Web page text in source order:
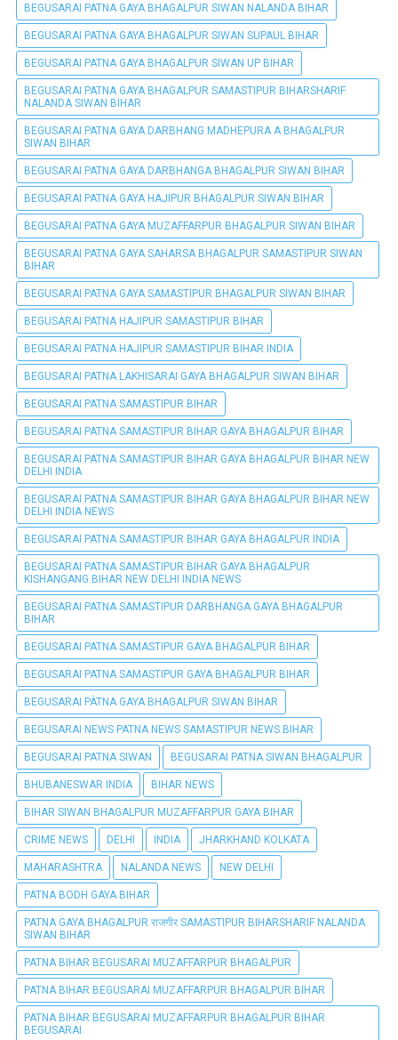
BEGUSARAI PATNA GAYA BHAGALPUR SIWAN NALANDA BIHAR
BEGUSARAI PATNA GAYA BHAGALPUR SIWAN SUPAUL BIHAR
BEGUSARAI PATNA GAYA BHAGALPUR SIWAN UP BIHAR
BEGUSARAI PATNA GAYA BHAGALPUR SAMASTIPUR BIHARSHARIF
NALANDA SIWAN BIHAR
BEGUSARAI PATNA GAYA DARBHANG MADHEPURA A BHAGALPUR
SIWAN BIHAR
BEGUSARAI PATNA GAYA DARBHANGA BHAGALPUR SIWAN BIHAR
BEGUSARAI PATNA GAYA HAJIPUR BHAGALPUR SIWAN BIHAR
BEGUSARAI PATNA GAYA MUZAFFARPUR BHAGALPUR SIWAN BIHAR
BEGUSARAI PATNA GAYA SAHARSA BHAGALPUR SAMASTIPUR SIWAN
BIHAR
BEGUSARAI PATNA GAYA SAMASTIPUR BHAGALPUR SIWAN BIHAR
BEGUSARAI PATNA HAJIPUR SAMASTIPUR BIHAR
BEGUSARAI PATNA HAJIPUR SAMASTIPUR BIHAR INDIA
BEGUSARAI PATNA LAKHISARAI GAYA BHAGALPUR SIWAN BIHAR
BEGUSARAI PATNA SAMASTIPUR BIHAR
BEGUSARAI PATNA SAMASTIPUR BIHAR GAYA BHAGALPUR BIHAR
BEGUSARAI PATNA SAMASTIPUR BIHAR GAYA BHAGALPUR BIHAR NEW
DELHI INDIA
BEGUSARAI PATNA SAMASTIPUR BIHAR GAYA BHAGALPUR BIHAR NEW
DELHI INDIA NEWS
BEGUSARAI PATNA SAMASTIPUR BIHAR GAYA BHAGALPUR INDIA
BEGUSARAI PATNA SAMASTIPUR BIHAR GAYA BHAGALPUR
KISHANGANG BIHAR NEW DELHI INDIA NEWS
BEGUSARAI PATNA SAMASTIPUR DARBHANGA GAYA BHAGALPUR
BIHAR
BEGUSARAI PATNA SAMASTIPUR GAYA BHAGALPUR BIHAR
BEGUSARAI PATNA SAMASTIPUR GAYA BHAGALPUR BIHAR
BEGUSARAI PÀTNA GAYA BHAGALPUR SIWAN BIHAR
BEGUSARAI NEWS PATNA NEWS SAMASTIPUR NEWS BIHAR
BEGUSARAI PATNA SIWAN BEGUSARAI PATNA SIWAN BHAGALPUR
BHUBANESWAR INDIA BIHAR NEWS
BIHAR SIWAN BHAGALPUR MUZAFFARPUR GAYA BIHAR
CRIME NEWS DELHI INDIA JHARKHAND KOLKATA
MAHARASHTRA NALANDA NEWS NEW DELHI
PATNA BODH GAYA BIHAR
PATNA GAYA BHAGALPUR राजगीर SAMASTIPUR BIHARSHARIF NALANDA
SIWAN BIHAR
PATNA BIHAR BEGUSARAI MUZAFFARPUR BHAGALPUR
PATNA BIHAR BEGUSARAI MUZAFFARPUR BHAGALPUR BIHAR
PATNA BIHAR BEGUSARAI MUZAFFARPUR BHAGALPUR BIHAR
BEGUSARAI